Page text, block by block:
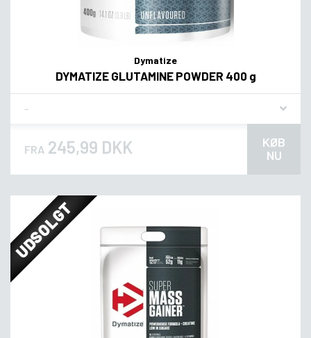
Dymatize
DYMATIZE GLUTAMINE POWDER 400 g
FRA 245,99 DKK
KØB
NU
UDSOLGT